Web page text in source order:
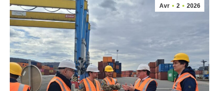
Avr 2 2026